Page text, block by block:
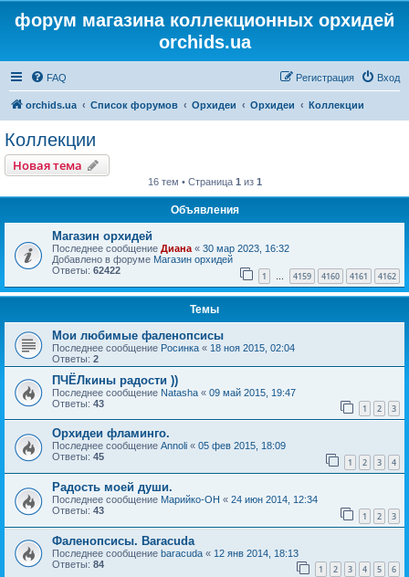
форум магазина коллекционных орхидей
orchids.ua
FAQ Вход
Регистрация
orchids.ua Список форумов Орхидеи Орхидеи Коллекции
Коллекции
Новая тема
16 тем • Страница 1 из 1
Объявления
Магазин орхидей
Последнее сообщение Диана « 30 мар 2023, 16:32
Добавлено в форуме Магазин орхидей
Ответы: 62422 1 … 4159 4160 4161 4162
Темы
Мои любимые фаленопсисы
Последнее сообщение Росинка « 18 ноя 2015, 02:04
Ответы: 2
ПЧЁЛкины радости ))
Последнее сообщение Natasha « 09 май 2015, 19:47
Ответы: 43 1 2 3
Орхидеи фламинго.
Последнее сообщение Annoli « 05 фев 2015, 18:09
Ответы: 45 1 2 3 4
Радость моей души.
Последнее сообщение Марийко-ОН « 24 июн 2014, 12:34
Ответы: 43 1 2 3
Фаленопсисы. Baracuda
Последнее сообщение baracuda « 12 янв 2014, 18:13
Ответы: 84 1 2 3 4 5 6